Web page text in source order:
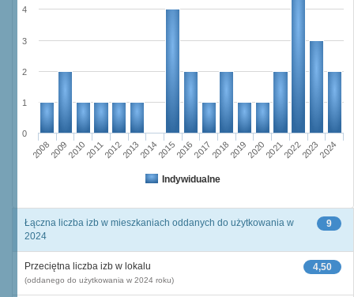
Indywidualne
20082009201020112012201320142015201620172018201920202021202220232024
0
1
2
3
4
9
Łączna liczba izb w mieszkaniach oddanych do użytkowania w
2024
4,50
Przeciętna liczba izb w lokalu
(oddanego do użytkowania w 2024 roku)